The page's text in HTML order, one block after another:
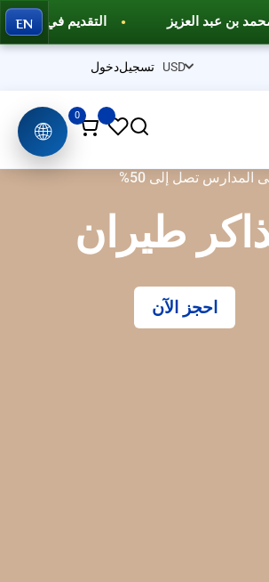
نور وفارس دورات تدريبية EN
تسجيلدخول
0
🌐